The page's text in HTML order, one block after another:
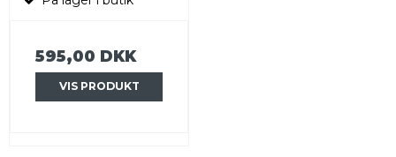
595,00 DKK
VIS PRODUKT